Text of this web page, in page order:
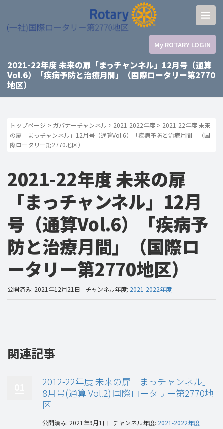
My ROTARY LOGIN
2021-22年度 未来の扉「まっチャンネル」12月号（通算
Vol.6）「疾病予防と治療月間」（国際ロータリー第2770
地区）
トップページ > ガバナーチャンネル > 2021-2022年度 > 2021-22年度 未来
の扉「まっチャンネル」12月号（通算Vol.6）「疾病予防と治療月間」（国
際ロータリー第2770地区）
2021-22年度 未来の扉
「まっチャンネル」12月
号（通算Vol.6）「疾病予
防と治療月間」（国際ロ
ータリー第2770地区）
公開済み: 2021年12月21日 チャンネル年度: 2021-2022年度
関連記事
2012-22年度 未来の扉「まっチャンネル」
8月号(通算 Vol.2) 国際ロータリー第2770地
区
公開済み: 2021年9月1日 チャンネル年度: 2021-2022年度